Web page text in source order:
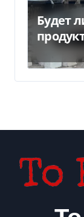
Будет
после
по